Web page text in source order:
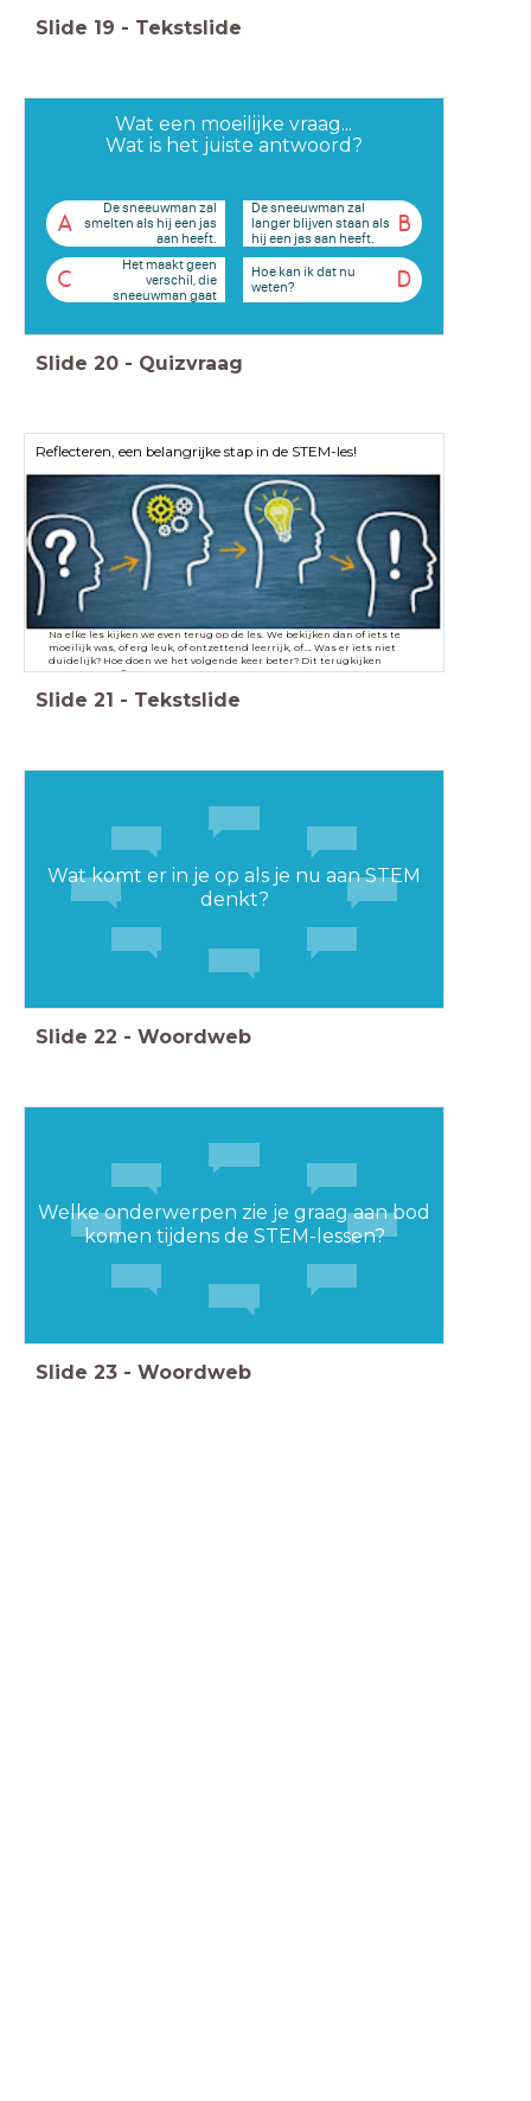
Slide 19 - Tekstslide
Wat een moeilijke vraag...
Wat is het juiste antwoord?
A
De sneeuwman zal
smelten als hij een jas
aan heeft.
B
De sneeuwman zal
langer blijven staan als
hij een jas aan heeft.
C
Het maakt geen
verschil, die
sneeuwman gaat
D
Hoe kan ik dat nu
weten?
Slide 20 - Quizvraag
Reflecteren, een belangrijke stap in de STEM-les!
Na elke les kijken we even terug op de les. We bekijken dan of iets te
moeilijk was, of erg leuk, of ontzettend leerrijk, of…. Was er iets niet
duidelijk? Hoe doen we het volgende keer beter? Dit terugkijken
noemen we reflecteren.
Slide 21 - Tekstslide
Wat komt er in je op als je nu aan STEM
denkt?
Slide 22 - Woordweb
Welke onderwerpen zie je graag aan bod
komen tijdens de STEM-lessen?
Slide 23 - Woordweb